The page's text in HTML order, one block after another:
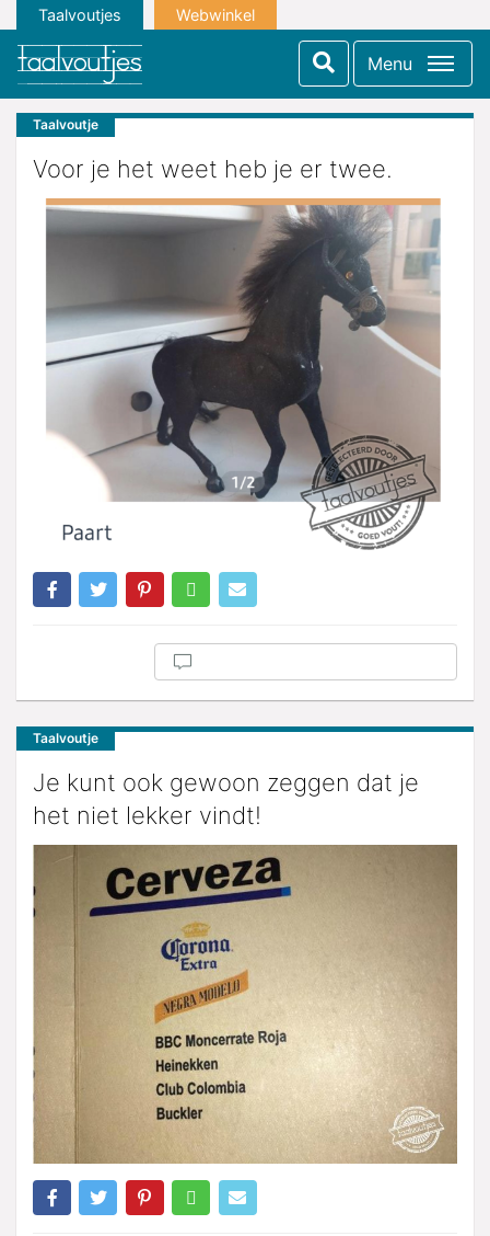
Taalvoutjes Webwinkel
Menu
Taalvoutje
Voor je het weet heb je er twee.
Taalvoutje
Je kunt ook gewoon zeggen dat je
het niet lekker vindt!